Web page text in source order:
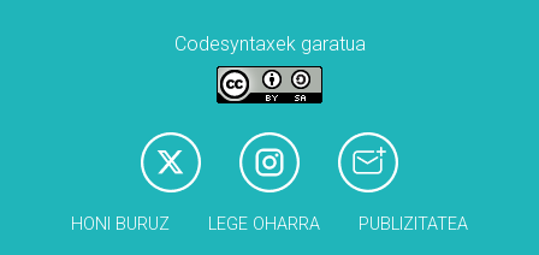
Codesyntaxek garatua
HONI BURUZ LEGE OHARRA PUBLIZITATEA